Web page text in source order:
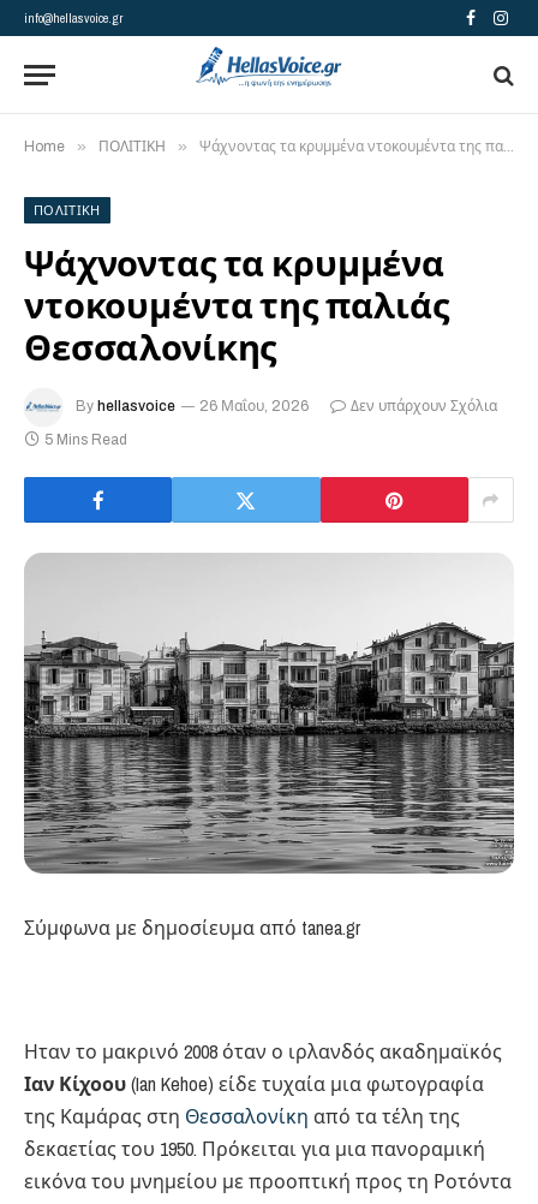
info@hellasvoice.gr Facebook
Home » ΠΟΛΙΤΙΚΗ » Ψάχνοντας τα κρυμμένα ντοκουμέντα της παλιάς Θεσσαλονίκης
ΠΟΛΙΤΙΚΗ
Ψάχνοντας τα κρυμμένα
ντοκουμέντα της παλιάς
Θεσσαλονίκης
By hellasvoice 26 Μαΐου, 2026
Δεν υπάρχουν Σχόλια
5 Mins Read
Σύμφωνα με δημοσίευμα από tanea.gr
Ηταν το μακρινό 2008 όταν ο ιρλανδός ακαδημαϊκός
Ιαν Κίχοου(Ian Kehoe) είδε τυχαία μια φωτογραφία
της Καμάρας στη Θεσσαλονίκη από τα τέλη της
δεκαετίας του 1950. Πρόκειται για μια πανοραμική
εικόνα του μνημείου με προοπτική προς τη Ροτόντα